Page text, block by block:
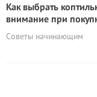
Как выбрать
внимание при
Cоветы начинающим